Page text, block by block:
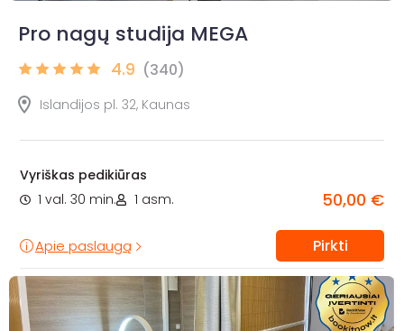
Pro nagų studija MEGA
4.9 (340)
Islandijos pl. 32, Kaunas
Vyriškas pedikiūras
1 val. 30 min.
1 asm. 50,00 €
Apie paslaugą Pirkti